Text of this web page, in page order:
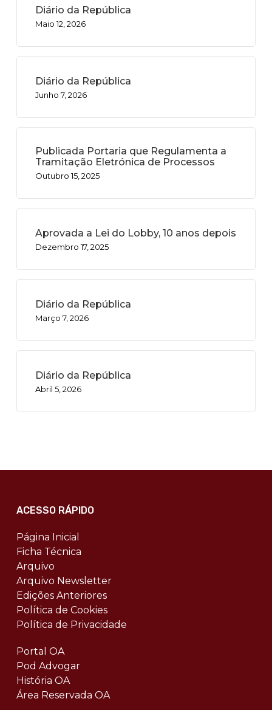
Diário da República
Maio 12, 2026
Diário da República
Junho 7, 2026
Publicada Portaria que Regulamenta a
Tramitação Eletrónica de Processos
Outubro 15, 2025
Aprovada a Lei do Lobby, 10 anos depois
Dezembro 17, 2025
Diário da República
Março 7, 2026
Diário da República
Abril 5, 2026
ACESSO RÁPIDO
Página Inicial
Ficha Técnica
Arquivo
Arquivo Newsletter
Edições Anteriores
Política de Cookies
Política de Privacidade
Portal OA
Pod Advogar
História OA
Área Reservada OA